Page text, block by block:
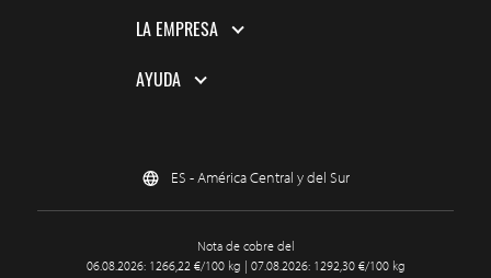
LA EMPRESA
AYUDA
ES - América Central y del Sur
Nota de cobre del
06.08.2026: 1266,22 €/100 kg | 07.08.2026: 1292,30 €/100 kg